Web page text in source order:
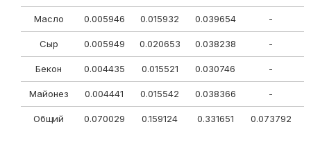
Масло 0.005946 0.015932 0.039654 -
Сыр 0.005949 0.020653 0.038238 -
Бекон 0.004435 0.015521 0.030746 -
Майонез 0.004441 0.015542 0.038366 -
Общий 0.070029 0.159124 0.331651 0.073792